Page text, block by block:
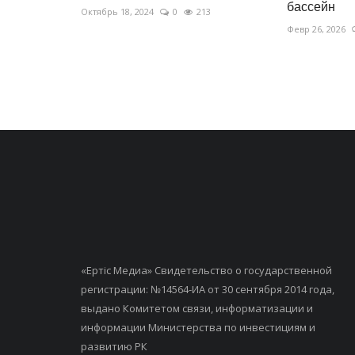
Октябрь 18, 2024 0 213 бассейн
Февр 26, 2026
«Ертiс Медиа» Свидетельство о государственной
регистрации: №14564-ИА от 30 сентября 2014 года,
выдано Комитетом связи, информатизации и
информации Министерства по инвестициям и
развитию РК